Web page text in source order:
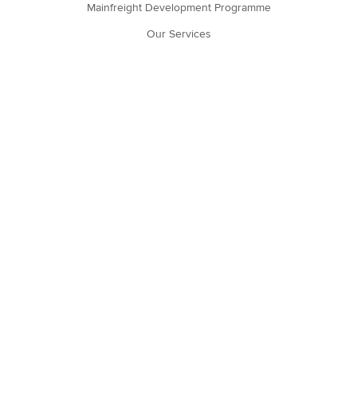
Mainfreight Development Programme
Our Services